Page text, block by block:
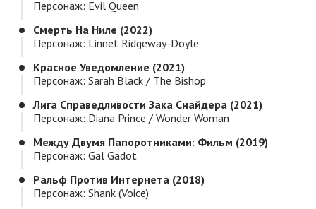
Персонаж: Evil Queen
Смерть На Ниле (2022)
Персонаж: Linnet Ridgeway-Doyle
Красное Уведомление (2021)
Персонаж: Sarah Black / The Bishop
Лига Справедливости Зака Снайдера (2021)
Персонаж: Diana Prince / Wonder Woman
Между Двумя Папоротниками: Фильм (2019)
Персонаж: Gal Gadot
Ральф Против Интернета (2018)
Персонаж: Shank (voice)